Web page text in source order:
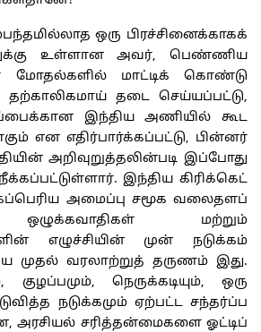
ஒரு பிரச்சினைக்காகக்
உள்ளான அவர், பெண்ணிய
மோதல்களில் மாட்டிக் கொண்டு
தற்காலிகமாய் தடை செய்யப்பட்டு,
இந்திய அணியில் கூட
என எதிர்பார்க்கப்பட்டு, பின்னர்
அறிவுறுத்தலின்படி இப்போது
இந்திய கிரிக்கெட்
அமைப்பு சமூக வலைதளப்
மற்றும்
எழுச்சியின் முன் நடுக்கம்
முதல் வரலாற்றுத் தருணம் இது.
குழப்பமும், நெருக்கடியும், ஒரு
நடுக்கமும் ஏற்பட்ட சந்தர்ப்ப
அரசியல் சரித்தன்மைகளை ஓட்டிப்